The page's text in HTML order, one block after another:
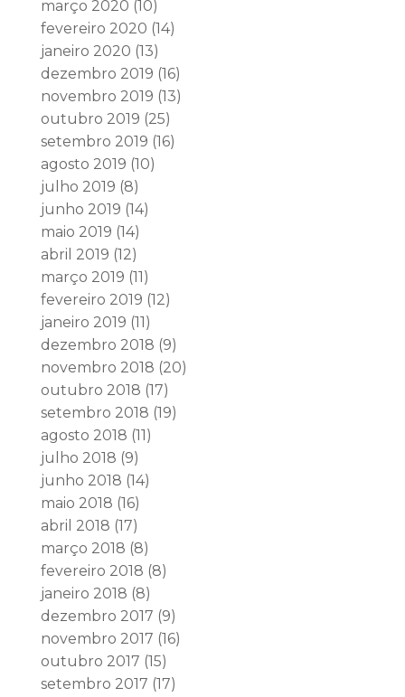
março 2020 (10)
fevereiro 2020 (14)
janeiro 2020 (13)
dezembro 2019 (16)
novembro 2019 (13)
outubro 2019 (25)
setembro 2019 (16)
agosto 2019 (10)
julho 2019 (8)
junho 2019 (14)
maio 2019 (14)
abril 2019 (12)
março 2019 (11)
fevereiro 2019 (12)
janeiro 2019 (11)
dezembro 2018 (9)
novembro 2018 (20)
outubro 2018 (17)
setembro 2018 (19)
agosto 2018 (11)
julho 2018 (9)
junho 2018 (14)
maio 2018 (16)
abril 2018 (17)
março 2018 (8)
fevereiro 2018 (8)
janeiro 2018 (8)
dezembro 2017 (9)
novembro 2017 (16)
outubro 2017 (15)
setembro 2017 (17)